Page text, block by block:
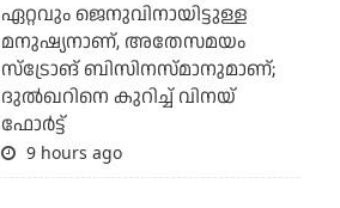
ഏറ്റവും ജെനുവിനായിട്ടുള്ള
മനുഷ്യനാണ്, അതേസമയം
സ്‌ട്രോങ് ബിസിനസ്മാനുമാണ്;
ദുല്‍ഖറിനെ കുറിച്ച് വിനയ്
ഫോര്‍ട്ട്
9 hours ago